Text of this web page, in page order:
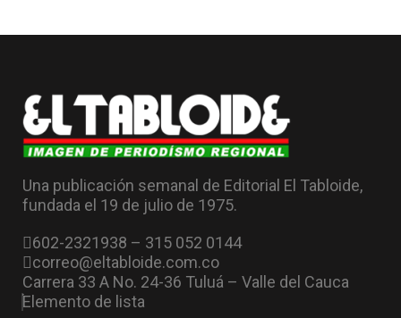
Una publicación semanal de Editorial El Tabloide,
fundada el 19 de julio de 1975.
602-2321938 – 315 052 0144
correo@eltabloide.com.co
Carrera 33 A No. 24-36 Tuluá – Valle del Cauca
Elemento de lista